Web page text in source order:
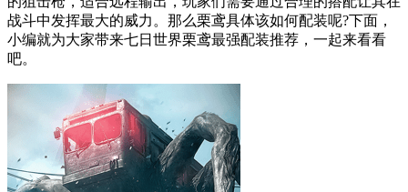
战斗中发挥最大的威力。那么栗鸢具体该如何配装呢?下面，
小编就为大家带来七日世界栗鸢最强配装推荐，一起来看看
吧。